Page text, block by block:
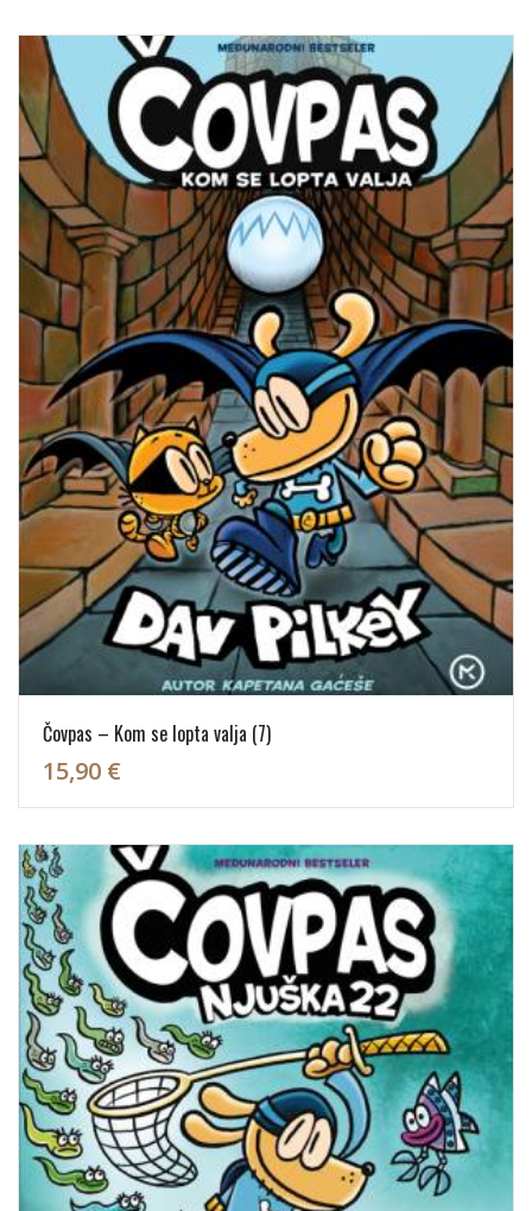
Čovpas – Kom se lopta valja (7)
15,90 €